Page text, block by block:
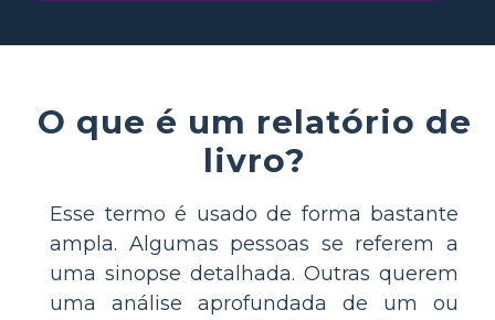
O que é um relatório de
livro?
Esse termo é usado de forma bastante
ampla. Algumas pessoas se referem a
uma sinopse detalhada. Outras querem
uma análise aprofundada de um ou